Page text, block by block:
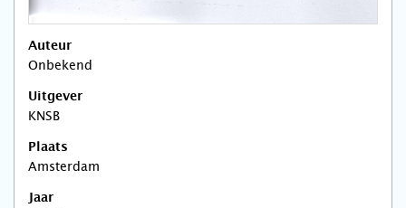
Auteur
Onbekend
Uitgever
KNSB
Plaats
Amsterdam
Jaar